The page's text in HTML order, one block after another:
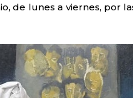
de lunes a viernes, por